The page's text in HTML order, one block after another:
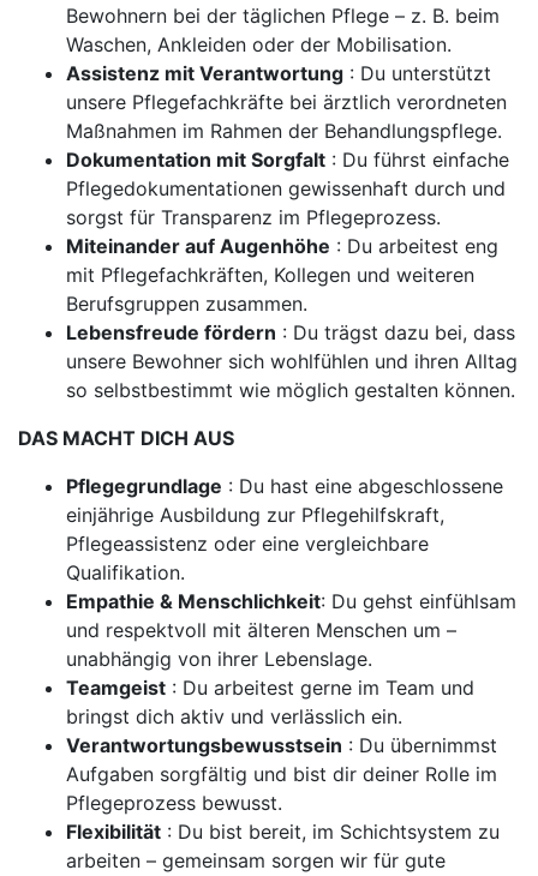
Bewohnern bei der täglichen Pflege – z. B. beim
Waschen, Ankleiden oder der Mobilisation.
Assistenz mit Verantwortung : Du unterstützt
unsere Pflegefachkräfte bei ärztlich verordneten
Maßnahmen im Rahmen der Behandlungspflege.
Dokumentation mit Sorgfalt : Du führst einfache
Pflegedokumentationen gewissenhaft durch und
sorgst für Transparenz im Pflegeprozess.
Miteinander auf Augenhöhe : Du arbeitest eng
mit Pflegefachkräften, Kollegen und weiteren
Berufsgruppen zusammen.
Lebensfreude fördern : Du trägst dazu bei, dass
unsere Bewohner sich wohlfühlen und ihren Alltag
so selbstbestimmt wie möglich gestalten können.
DAS MACHT DICH AUS
Pflegegrundlage : Du hast eine abgeschlossene
einjährige Ausbildung zur Pflegehilfskraft,
Pflegeassistenz oder eine vergleichbare
Qualifikation.
Empathie & Menschlichkeit: Du gehst einfühlsam
und respektvoll mit älteren Menschen um –
unabhängig von ihrer Lebenslage.
Teamgeist : Du arbeitest gerne im Team und
bringst dich aktiv und verlässlich ein.
Verantwortungsbewusstsein : Du übernimmst
Aufgaben sorgfältig und bist dir deiner Rolle im
Pflegeprozess bewusst.
Flexibilität : Du bist bereit, im Schichtsystem zu
arbeiten – gemeinsam sorgen wir für gute